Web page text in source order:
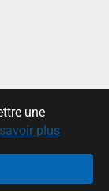
une
plus